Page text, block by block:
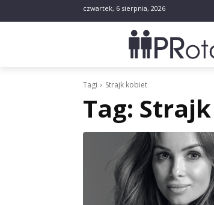
czwartek, 6 sierpnia, 2026
Tagi Strajk kobiet
Tag: